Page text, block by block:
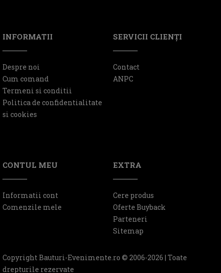
INFORMATII
Despre noi
Cum comand
Termeni si conditii
Politica de confidentialitate
si cookies
SERVICII CLIENŢI
Contact
ANPC
CONTUL MEU
Informatii cont
Comenzile mele
EXTRA
Cere produs
Oferte Buyback
Parteneri
Sitemap
Copyright Bauturi-Evenimente.ro © 2006-2026 | Toate
drepturile rezervate